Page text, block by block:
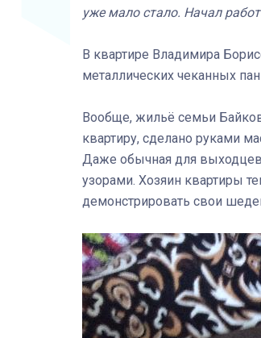
уже мало стало. Начал
В квартире Владимира
металлических чеканных
Вообще, жильё семьи
квартиру, сделано руками
Даже обычная для
узорами. Хозяин квартиры
демонстрировать свои